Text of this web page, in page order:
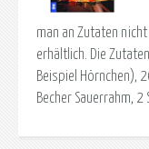
man an Zutaten
erhältlich. Die
Beispiel Hörnchen),
Becher Sauerrahm,